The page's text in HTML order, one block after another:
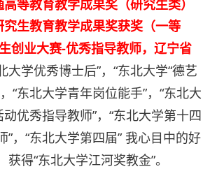
等教育教学成果奖（研究生类）
究生教育教学成果奖获奖（一等
创业大赛-优秀指导教师， 辽宁省
大学优秀博士后”， “东北大学“德艺
， “东北大学青年岗位能手”， “东北大
优秀指导教师”， “东北大学第十四
”， “东北大学第四届” 我心目中的好
获得“东北大学江河奖教金”。